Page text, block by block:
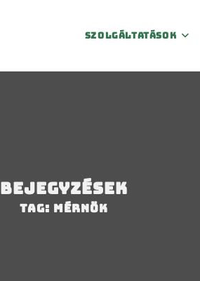
Szolgáltatások
Bejegyzések
Tag: mérnök